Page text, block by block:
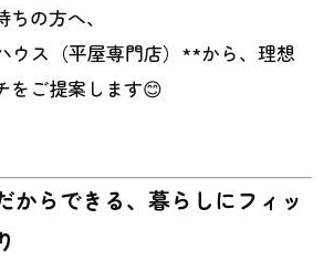
の方へ、
ウス（平屋専門店）**から、理想
をご提案します😊
からできる、暮らしにフィッ